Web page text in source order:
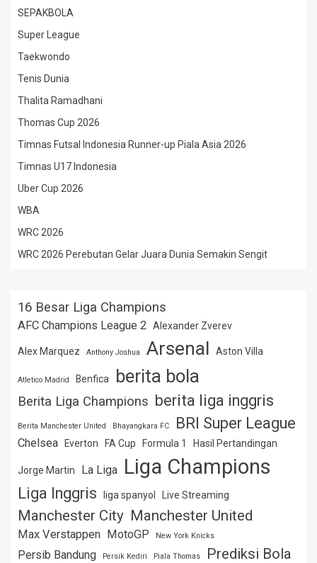
SEPAKBOLA
Super League
Taekwondo
Tenis Dunia
Thalita Ramadhani
Thomas Cup 2026
Timnas Futsal Indonesia Runner-up Piala Asia 2026
Timnas U17 Indonesia
Uber Cup 2026
WBA
WRC 2026
WRC 2026 Perebutan Gelar Juara Dunia Semakin Sengit
16 Besar Liga Champions
AFC Champions League 2 Alexander Zverev
Alex Marquez Anthony Joshua Arsenal Aston Villa
Atletico Madrid Benfica berita bola
Berita Liga Champions berita liga inggris
Berita Manchester United Bhayangkara FC BRI Super League
Chelsea Everton FA Cup Formula 1 Hasil Pertandingan
Jorge Martin La Liga Liga Champions
Liga Inggris liga spanyol Live Streaming
Manchester City Manchester United
Max Verstappen MotoGP New York Knicks
Persib Bandung Persik Kediri Piala Thomas Prediksi Bola